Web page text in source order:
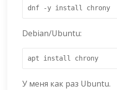
dnf -y install chrony
Debian/Ubuntu:
apt install chrony
У меня как раз Ubuntu.